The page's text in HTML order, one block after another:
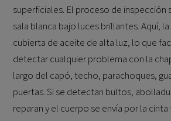
superficiales. El proceso de inspección
sala blanca bajo luces brillantes. Aquí,
cubierta de aceite de alta luz, lo que
detectar cualquier problema con la
largo del capó, techo, parachoques,
puertas. Si se detectan bultos,
reparan y el cuerpo se envía por la